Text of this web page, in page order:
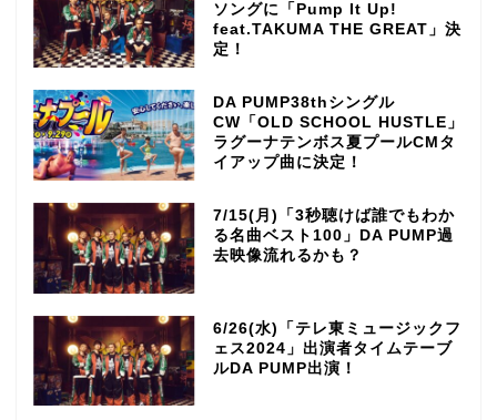
ソングに「Pump It Up!
feat.TAKUMA THE GREAT」決
定！
DA PUMP38thシングル
CW「OLD SCHOOL HUSTLE」
ラグーナテンボス夏プールCMタ
イアップ曲に決定！
7/15(月)「3秒聴けば誰でもわか
る名曲ベスト100」DA PUMP過
去映像流れるかも？
6/26(水)「テレ東ミュージックフ
ェス2024」出演者タイムテーブ
ルDA PUMP出演！